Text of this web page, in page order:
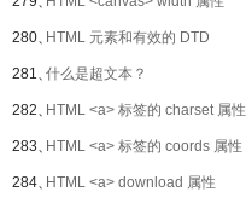
280、HTML 元素和有效的 DTD
281、什么是超文本？
282、HTML <a> 标签的 charset 属性
283、HTML <a> 标签的 coords 属性
284、HTML <a> download 属性